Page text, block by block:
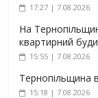
17:27 | 7.08.2026
На
квартирний
15:55 | 7.08.2026
Тернопільщина
15:18 | 7.08.2026